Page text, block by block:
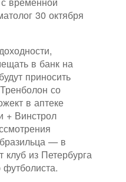
30 октября
в банк на
приносить
со
в аптеке
+ Винстрол
— в
клуб из Петербурга
футболиста.